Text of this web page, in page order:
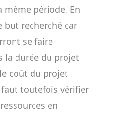
même période. En
but recherché car
se faire
la durée du projet
coût du projet
faut toutefois vérifier
en